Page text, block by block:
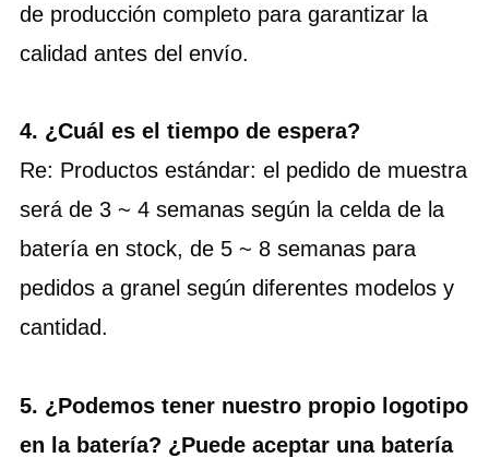
de producción completo para garantizar la
calidad antes del envío.
4. ¿Cuál es el tiempo de espera?
Re: Productos estándar: el pedido de muestra
será de 3 ~ 4 semanas según la celda de la
batería en stock, de 5 ~ 8 semanas para
pedidos a granel según diferentes modelos y
cantidad.
5. ¿Podemos tener nuestro propio logotipo
en la batería? ¿Puede aceptar una batería